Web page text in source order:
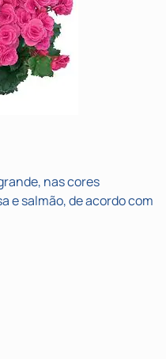
nas cores
e salmão, de acordo com